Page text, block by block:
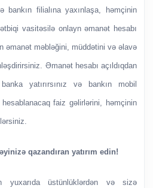
bankın filialına yaxınlaşa, həmçinin
vasitəsilə onlayn əmanət hesabı
əmanət məbləğini, müddətini və əlavə
Əmanət hesabı açıldıqdan
yatırırsınız və bankın mobil
faiz gəlirlərini, həmçinin
qazandıran yatırım edin!
yuxarıda üstünlüklərdən və sizə